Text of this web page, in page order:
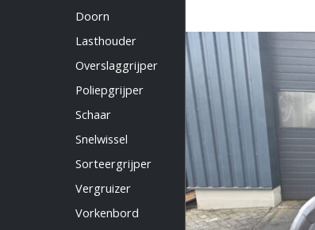
Allround CNC Verspaner
Spare parts manager
Vermeldingen feed
Reacties feed
WordPress.org
Doorn
Lasthouder
Overslaggrijper
Poliepgrijper
Schaar
Snelwissel
Sorteergrijper
Vergruizer
Vorkenbord